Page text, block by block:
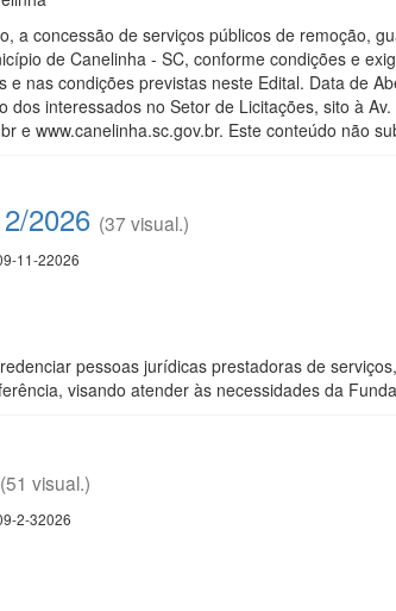
a concessão de serviços públicos de remoção,
de Canelinha - SC, conforme condições e
e nas condições previstas neste Edital. Data de
dos interessados no Setor de Licitações, sito à
e www.canelinha.sc.gov.br. Este conteúdo não
2026 (37 visual.)
11-22026
pessoas jurídicas prestadoras de
visando atender às necessidades da
(51 visual.)
2-32026